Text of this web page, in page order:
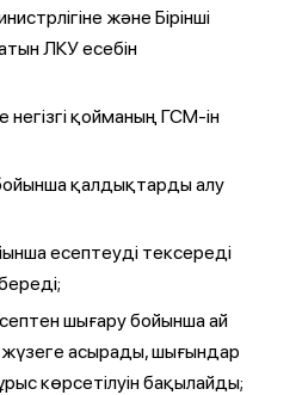
және Бірінші
ЛКУ есебін
қойманың ГСМ-ін
қалдықтарды алу
есептеуді тексереді
шығару бойынша ай
асырады, шығындар
көрсетілуін бақылайды;